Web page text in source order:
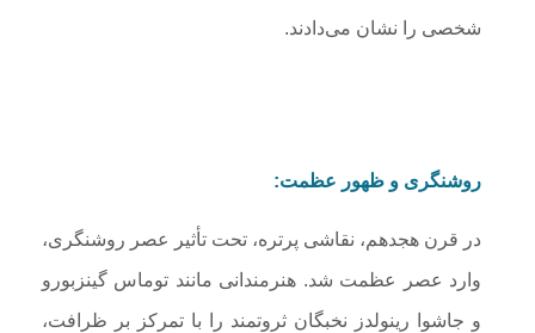
شخصی را نشان می‌دادند.
روشنگری و ظهور عظمت:
در قرن هجدهم، نقاشی پرتره، تحت تأثیر عصر روشنگری،
وارد عصر عظمت شد. هنرمندانی مانند توماس گینزبورو
و جاشوا رینولدز نخبگان ثروتمند را با تمرکز بر ظرافت،